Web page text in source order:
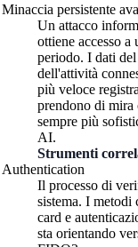
Minaccia persistente
Un attacco
ottiene accesso a
periodo. I dati
dell'attività
più veloce
prendono di mira
sempre più
AI.
Strumenti
Authentication
Il processo di
sistema. I metodi
card e
sta orientando